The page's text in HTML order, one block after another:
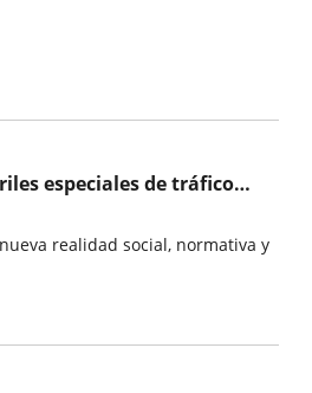
especiales de tráfico
realidad social, normativa y